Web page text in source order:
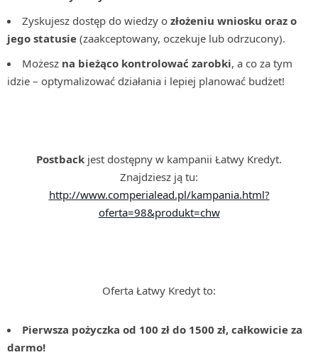
Zyskujesz dostęp do wiedzy o złożeniu wniosku oraz o
jego statusie (zaakceptowany, oczekuje lub odrzucony).
Możesz na bieżąco kontrolować zarobki, a co za tym
idzie – optymalizować działania i lepiej planować budżet!
Postback jest dostępny w kampanii Łatwy Kredyt.
Znajdziesz ją tu:
http://www.comperialead.pl/kampania.html?
oferta=98&produkt=chw
Oferta Łatwy Kredyt to:
Pierwsza pożyczka od 100 zł do 1500 zł, całkowicie za
darmo!